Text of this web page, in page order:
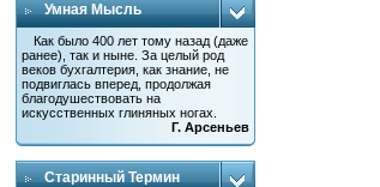
Умная Мысль
Как было 400 лет тому назад (даже
ранее), так и ныне. За целый род
веков бухгалтерия, как знание, не
подвиглась вперед, продолжая
благодушествовать на
искусственных глиняных ногах.
Г. Арсеньев
Старинный Термин